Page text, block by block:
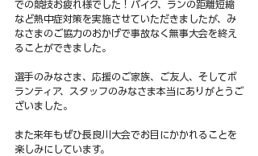
での競技お疲れ様でした！バイク、ランの距離短縮
など熱中症対策を実施させていただきましたが、み
なさまのご協力のおかげで事故なく無事大会を終え
ることができました。
選手のみなさま、応援のご家族、ご友人、そしてボ
ランティア、スタッフのみなさま本当にありがとうご
ざいました。
また来年もぜひ長良川大会でお目にかかれることを
楽しみにしています。